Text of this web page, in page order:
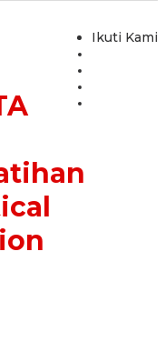
Ikuti Kami